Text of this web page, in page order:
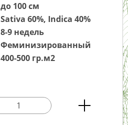
до 100 см
Sativa 60%, Indica 40%
8-9 недель
Феминизированный
400-500 гр.м2